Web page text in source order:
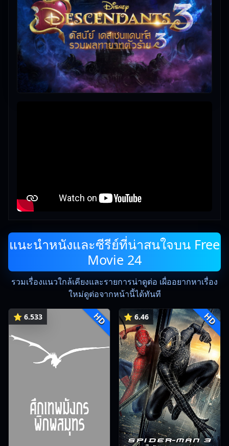
แนะนำหนังและซีรีย์ที่น่าสนใจบน Free
Movie 24
รวมเรื่องแนวใกล้เคียงและรายการน่าดูต่อ เผื่ออยากหาเรื่อง
ใหม่ดูต่อจากหน้านี้ได้ทันที
⭐ 6.533 HD ⭐ 6.46 HD